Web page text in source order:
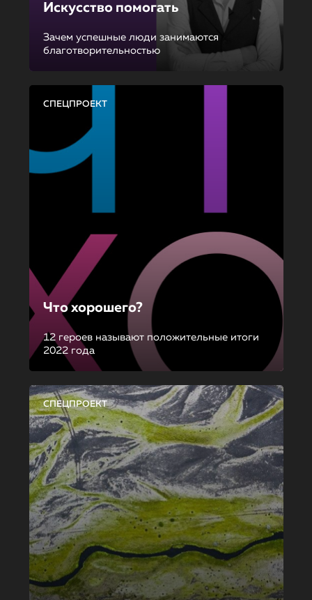
Искусство помогать
Зачем успешные люди занимаются
благотворительностью
СПЕЦПРОЕКТ
Что хорошего?
12 героев называют положительные итоги
2022 года
СПЕЦПРОЕКТ